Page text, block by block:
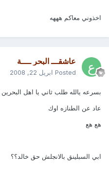
اخذوني معاكم هههه
عاشقـــ البحر ــــة
Posted ابريل 22, 2008
بسرعه يالله طلب ثاني يا اهل البحرين
عاد عن الطنازه اوك
هع هع
ابي السبلينق بالانجلش حق خالد؟؟